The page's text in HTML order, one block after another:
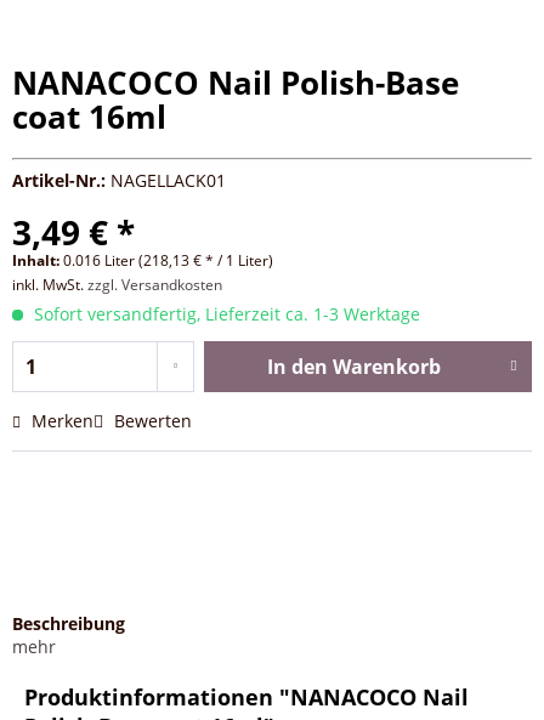
NANACOCO Nail Polish-Base
coat 16ml
Artikel-Nr.: NAGELLACK01
3,49 € *
Inhalt:0.016 Liter (218,13 € * / 1 Liter)
inkl. MwSt.zzgl. Versandkosten
Sofort versandfertig, Lieferzeit ca. 1-3 Werktage
In den Warenkorb
Merken Bewerten
Beschreibung
mehr
Produktinformationen "NANACOCO Nail